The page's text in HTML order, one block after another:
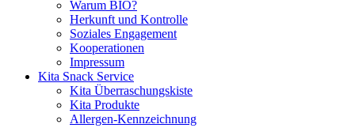
Warum BIO?
Herkunft und Kontrolle
Soziales Engagement
Kooperationen
Impressum
Kita Snack Service
Kita Überraschungskiste
Kita Produkte
Allergen-Kennzeichnung